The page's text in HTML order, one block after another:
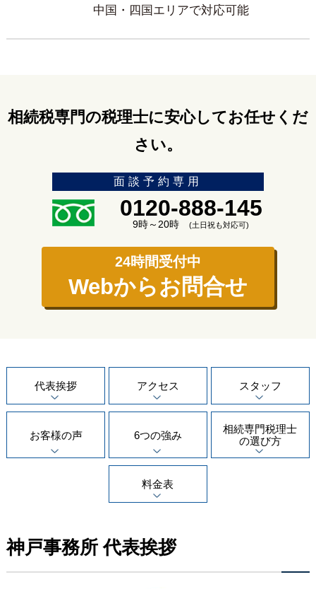
中国・四国エリアで対応可能
相続税専門の税理士に安心してお任せくだ
さい。
面談予約専用
0120-888-145
9時～20時(土日祝も対応可)
24時間受付中
Webからお問合せ
代表挨拶 アクセス スタッフ
お客様の声 6つの強み 相続専門税理士
の選び方
料金表
神戸事務所 代表挨拶